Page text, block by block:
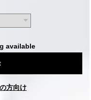
available
方向け